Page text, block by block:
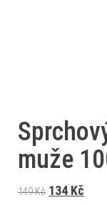
muže
149Kč Původní
134 Kč